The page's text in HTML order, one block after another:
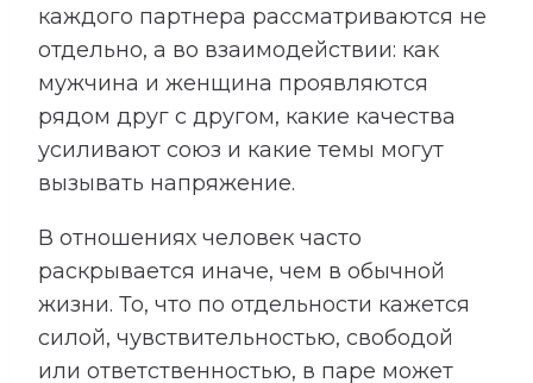
каждого партнера рассматриваются не
отдельно, а во взаимодействии: как
мужчина и женщина проявляются
рядом друг с другом, какие качества
усиливают союз и какие темы могут
вызывать напряжение.
В отношениях человек часто
раскрывается иначе, чем в обычной
жизни. То, что по отдельности кажется
силой, чувствительностью, свободой
или ответственностью, в паре может